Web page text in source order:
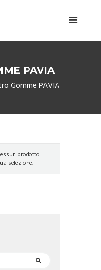
PAVIA
Gomme PAVIA
prodotto
selezione.